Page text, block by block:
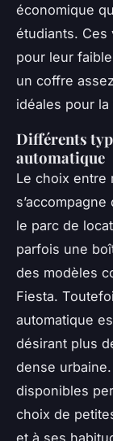
économique
étudiants. Ces
pour leur
un coffre
idéales pour
Différents
automatique
Le choix entre
le parc de
parfois une
des modèles
Fiesta.
automatique
désirant plus
dense
disponibles
choix de
et à ses